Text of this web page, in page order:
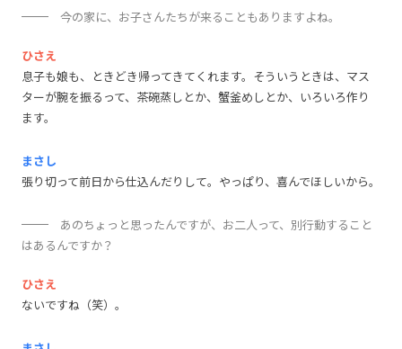
今の家に、お子さんたちが来ることもありますよね。
ひさえ
息子も娘も、ときどき帰ってきてくれます。そういうときは、マス
ターが腕を振るって、茶碗蒸しとか、蟹釜めしとか、いろいろ作り
ます。
まさし
張り切って前日から仕込んだりして。やっぱり、喜んでほしいから。
あのちょっと思ったんですが、お二人って、別行動すること
はあるんですか？
ひさえ
ないですね（笑）。